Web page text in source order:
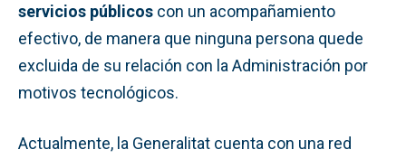
servicios públicos con un acompañamiento
efectivo, de manera que ninguna persona quede
excluida de su relación con la Administración por
motivos tecnológicos.
Actualmente, la Generalitat cuenta con una red